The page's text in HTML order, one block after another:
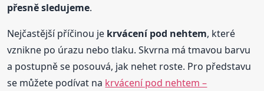
přesně sledujeme.
Nejčastější příčinou je krvácení pod nehtem, které
vznikne po úrazu nebo tlaku. Skvrna má tmavou barvu
a postupně se posouvá, jak nehet roste. Pro představu
se můžete podívat na krvácení pod nehtem –